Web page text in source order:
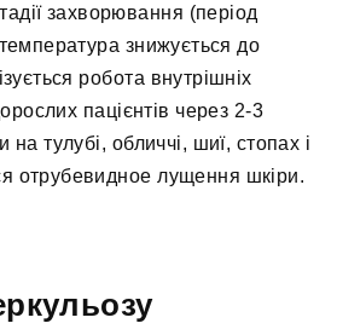
захворювання (період
знижується до
робота внутрішніх
пацієнтів через 2-3
на тулубі, обличчі, шиї, стопах і
отрубевидное лущення шкіри.